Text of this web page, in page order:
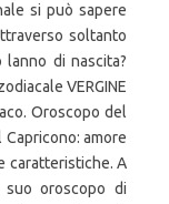
si può sapere
soltanto
di nascita?
VERGINE
Oroscopo del
amore
caratteristiche. A
oroscopo di